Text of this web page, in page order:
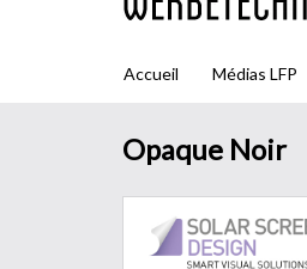
Accueil Médias LFP
Opaque Noir